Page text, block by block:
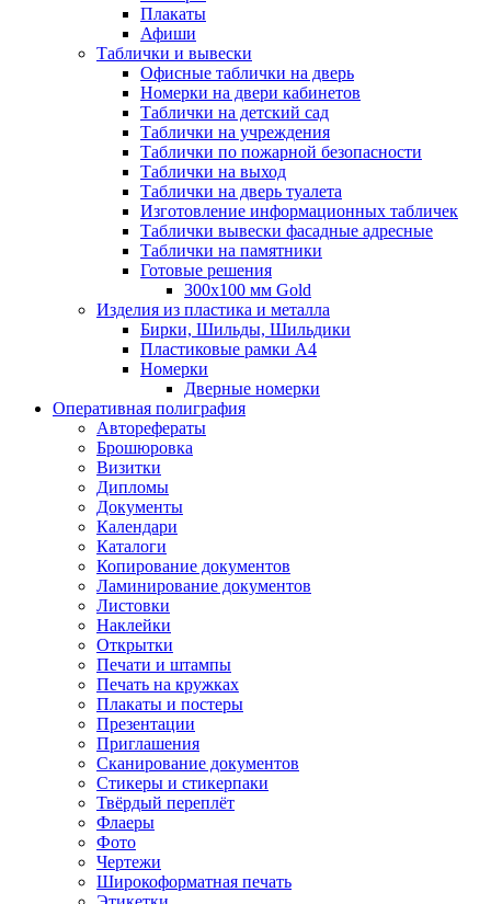
Плакаты
Афиши
Таблички и вывески
Офисные таблички на дверь
Номерки на двери кабинетов
Таблички на детский сад
Таблички на учреждения
Таблички по пожарной безопасности
Таблички на выход
Таблички на дверь туалета
Изготовление информационных табличек
Таблички вывески фасадные адресные
Таблички на памятники
Готовые решения
300x100 мм Gold
Изделия из пластика и металла
Бирки, Шильды, Шильдики
Пластиковые рамки А4
Номерки
Дверные номерки
Оперативная полиграфия
Авторефераты
Брошюровка
Визитки
Дипломы
Документы
Календари
Каталоги
Копирование документов
Ламинирование документов
Листовки
Наклейки
Открытки
Печати и штампы
Печать на кружках
Плакаты и постеры
Презентации
Приглашения
Сканирование документов
Стикеры и стикерпаки
Твёрдый переплёт
Флаеры
Фото
Чертежи
Широкоформатная печать